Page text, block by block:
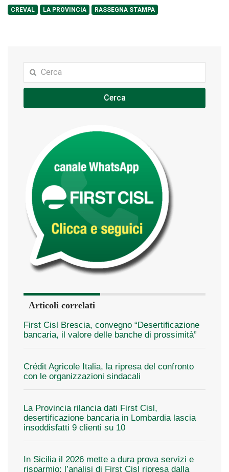
CREVAL LA PROVINCIA RASSEGNA STAMPA
Cerca
Articoli correlati
First Cisl Brescia, convegno “Desertificazione
bancaria, il valore delle banche di prossimità”
Crédit Agricole Italia, la ripresa del confronto
con le organizzazioni sindacali
La Provincia rilancia dati First Cisl,
desertificazione bancaria in Lombardia lascia
insoddisfatti 9 clienti su 10
In Sicilia il 2026 mette a dura prova servizi e
risparmio: l’analisi di First Cisl ripresa dalla